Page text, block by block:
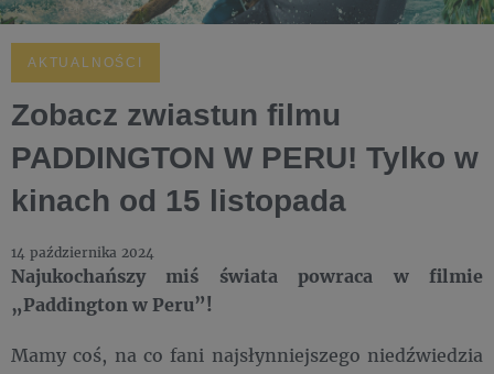
AKTUALNOŚCI
Zobacz zwiastun filmu
PADDINGTON W PERU! Tylko w
kinach od 15 listopada
14 października 2024
Najukochańszy miś świata powraca w filmie
„Paddington w Peru”!
Mamy coś, na co fani najsłynniejszego niedźwiedzia